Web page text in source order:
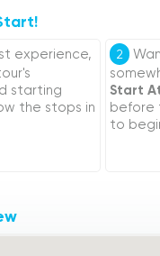
experience,
starting
the stops in
2
Start
before
to